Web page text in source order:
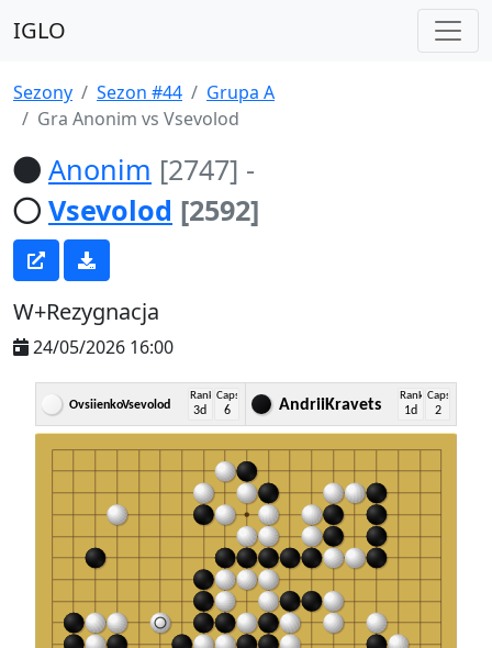
IGLO
Sezony Sezon #44
Grupa A
Gra Anonim vs Vsevolod
Anonim [2747] -
Vsevolod [2592]
W+Rezygnacja
24/05/2026 16:00
OvsiienkoVsevolod
Rank
3d
Caps
6 AndriiKravets
Rank
1d
Caps
2